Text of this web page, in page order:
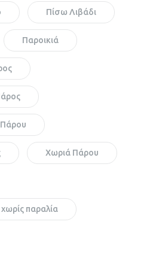
Πίσω Λιβάδι
Παροικιά
Πάρου
Χωριά Πάρου
παραλία